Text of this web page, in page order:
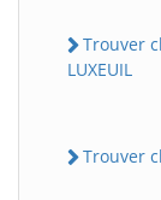
Trouver
LUXEUIL
Trouver